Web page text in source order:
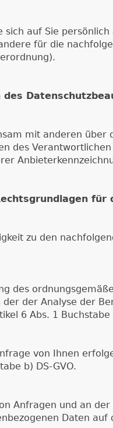
auf Sie
für die
mit anderen über
des
für
zu den
des
der Analyse der
6 Abs. 1 Buchstabe
von Ihnen
b) DS-GVO.
Anfragen und an
Daten auf